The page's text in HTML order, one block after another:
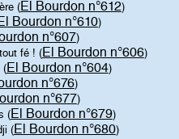
(El Bourdon n°612)
Bourdon n°610)
n°607)
fé ! (El Bourdon n°606)
(El Bourdon n°604)
n°676)
n°677)
(El Bourdon n°679)
(El Bourdon n°680)